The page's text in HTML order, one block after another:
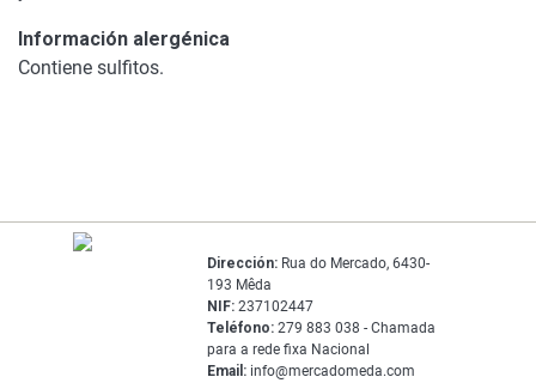
Información alergénica
Contiene sulfitos.
Dirección: Rua do Mercado, 6430-
193 Mêda
NIF: 237102447
Teléfono: 279 883 038 - Chamada
para a rede fixa Nacional
Email: info@mercadomeda.com